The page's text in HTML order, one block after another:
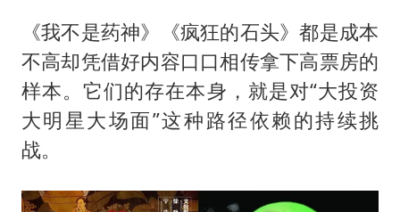
《我不是药神》《疯狂的石头》都是成本
不高却凭借好内容口口相传拿下高票房的
样本。它们的存在本身，就是对“大投资
大明星大场面”这种路径依赖的持续挑
战。